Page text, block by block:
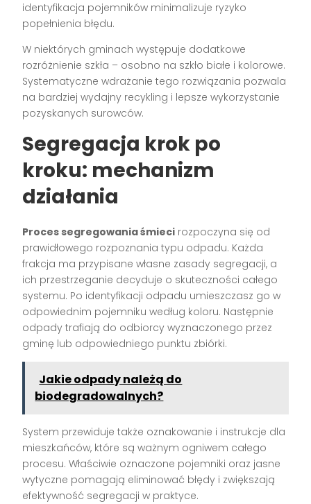
identyfikacja pojemników minimalizuje ryzyko
popełnienia błędu.
W niektórych gminach występuje dodatkowe
rozróżnienie szkła – osobno na szkło białe i kolorowe.
Systematyczne wdrażanie tego rozwiązania pozwala
na bardziej wydajny recykling i lepsze wykorzystanie
pozyskanych surowców.
Segregacja krok po
kroku: mechanizm
działania
Proces segregowania śmieci rozpoczyna się od
prawidłowego rozpoznania typu odpadu. Każda
frakcja ma przypisane własne zasady segregacji, a
ich przestrzeganie decyduje o skuteczności całego
systemu. Po identyfikacji odpadu umieszczasz go w
odpowiednim pojemniku według koloru. Następnie
odpady trafiają do odbiorcy wyznaczonego przez
gminę lub odpowiedniego punktu zbiórki.
Jakie odpady należą do
biodegradowalnych?
System przewiduje także oznakowanie i instrukcje dla
mieszkańców, które są ważnym ogniwem całego
procesu. Właściwie oznaczone pojemniki oraz jasne
wytyczne pomagają eliminować błędy i zwiększają
efektywność segregacji w praktyce.